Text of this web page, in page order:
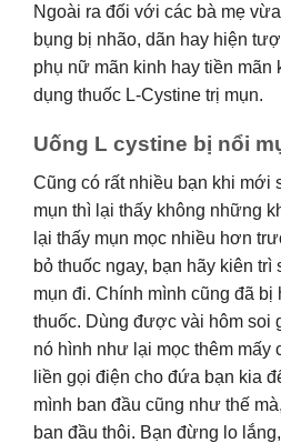
Ngoài ra đối với các bà mẹ
bụng bị nhão, dãn hay hiện
phụ nữ mãn kinh hay tiền mãn
dụng thuốc L-Cystine trị mụn.
Uống L cystine bị nổi
Cũng có rất nhiều bạn khi mới
mụn thì lại thấy không những
lại thấy mụn mọc nhiều hơn
bỏ thuốc ngay, bạn hãy kiên trì
mụn đi. Chính mình cũng đã
thuốc. Dùng được vài hôm soi
nó hình như lại mọc thêm mấy
liền gọi điện cho đứa bạn kia
mình ban đầu cũng như thế
ban đầu thôi. Bạn đừng lo